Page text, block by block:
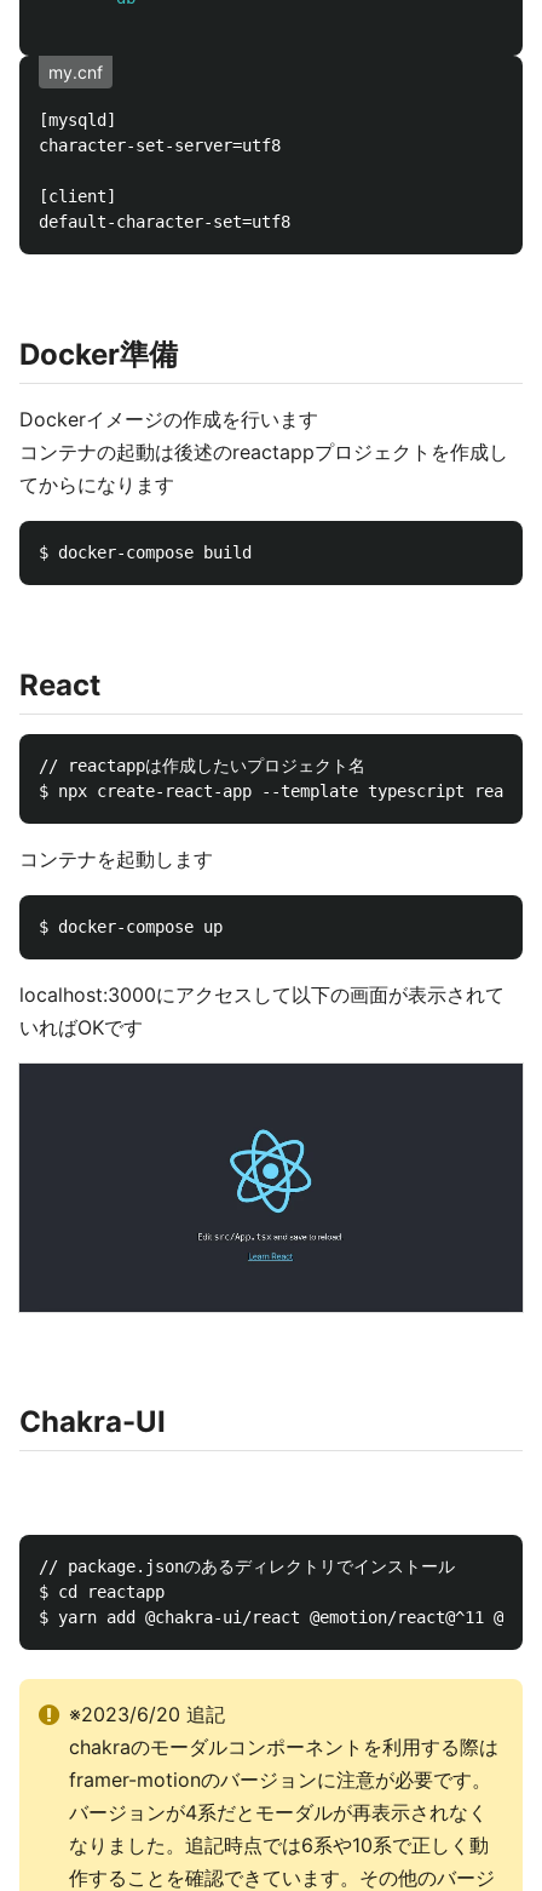
my.cnf
[mysqld]
character-set-server=utf8
[client]
Docker準備
Dockerイメージの作成を行います
コンテナの起動は後述のreactappプロジェクトを作成し
てからになります
React
// reactappは作成したいプロジェクト名
コンテナを起動します
localhost:3000にアクセスして以下の画面が表示されて
いればOKです
Chakra-UI
// package.jsonのあるディレクトリでインストール
$ cd reactapp
※2023/6/20 追記
chakraのモーダルコンポーネントを利用する際は
framer-motionのバージョンに注意が必要です。
バージョンが4系だとモーダルが再表示されなく
なりました。追記時点では6系や10系で正しく動
作することを確認できています。その他のバージ